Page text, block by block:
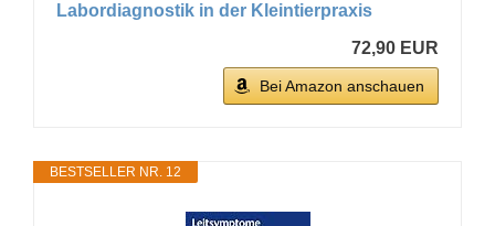
Labordiagnostik in der Kleintierpraxis
72,90 EUR
Bei Amazon anschauen
BESTSELLER NR. 12